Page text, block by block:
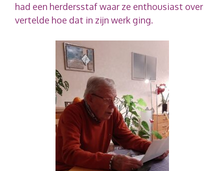
had een herdersstaf waar ze enthousiast over
vertelde hoe dat in zijn werk ging.